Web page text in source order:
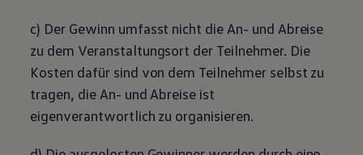
c) Der Gewinn umfasst nicht die An- und Abreise
zu dem Veranstaltungsort der Teilnehmer. Die
Kosten dafür sind von dem Teilnehmer selbst zu
tragen, die An- und Abreise ist
eigenverantwortlich zu organisieren.